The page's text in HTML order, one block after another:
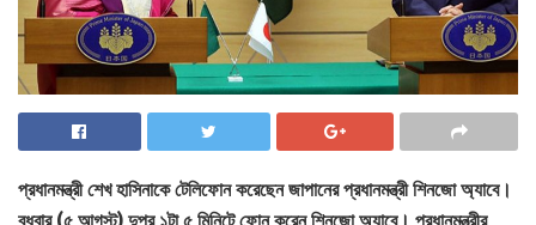
প্রধানমন্ত্রী শেখ হাসিনাকে টেলিফোন করেছেন জাপানের প্রধানমন্ত্রী শিনজো অ্যাবে।
বুধবার (৫ আগস্ট) দুপুর ১টা ৫ মিনিটে ফোন করেন শিনজো অ্যাবে। প্রধানমন্ত্রীর